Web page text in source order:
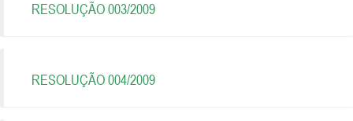
RESOLUÇÃO 003/2009
RESOLUÇÃO 004/2009